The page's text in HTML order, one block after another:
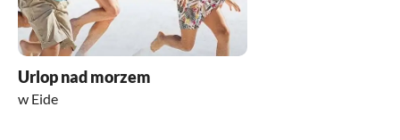
Urlop nad morzem
w Eide